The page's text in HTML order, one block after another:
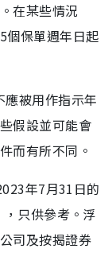
在某些情況
個保單週年日起
被用作指示年
假設並可能會
而有所不同。
年7月31日的
只供參考。浮
司及按揭證券